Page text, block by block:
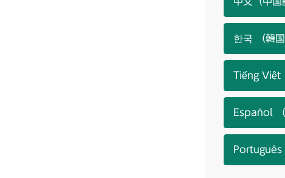
한국 （韓国
Tiếng Việt
Español （
Português